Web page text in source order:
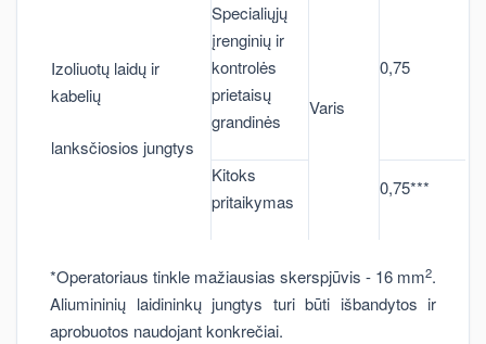
Izoliuotų laidų ir
kabelių
lanksčiosios jungtys
Specialiųjų
įrenginių ir
kontrolės
prietaisų
grandinės
Varis
0,75
Kitoks
pritaikymas
0,75***
*Operatoriaus tinkle mažiausias skerspjūvis - 16 mm2.
Aliumininių laidininkų jungtys turi būti išbandytos ir
aprobuotos naudojant konkrečiai.